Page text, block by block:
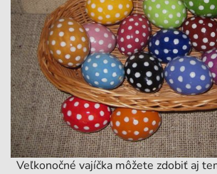
Veľkonočné vajíčka môžete zdobiť aj